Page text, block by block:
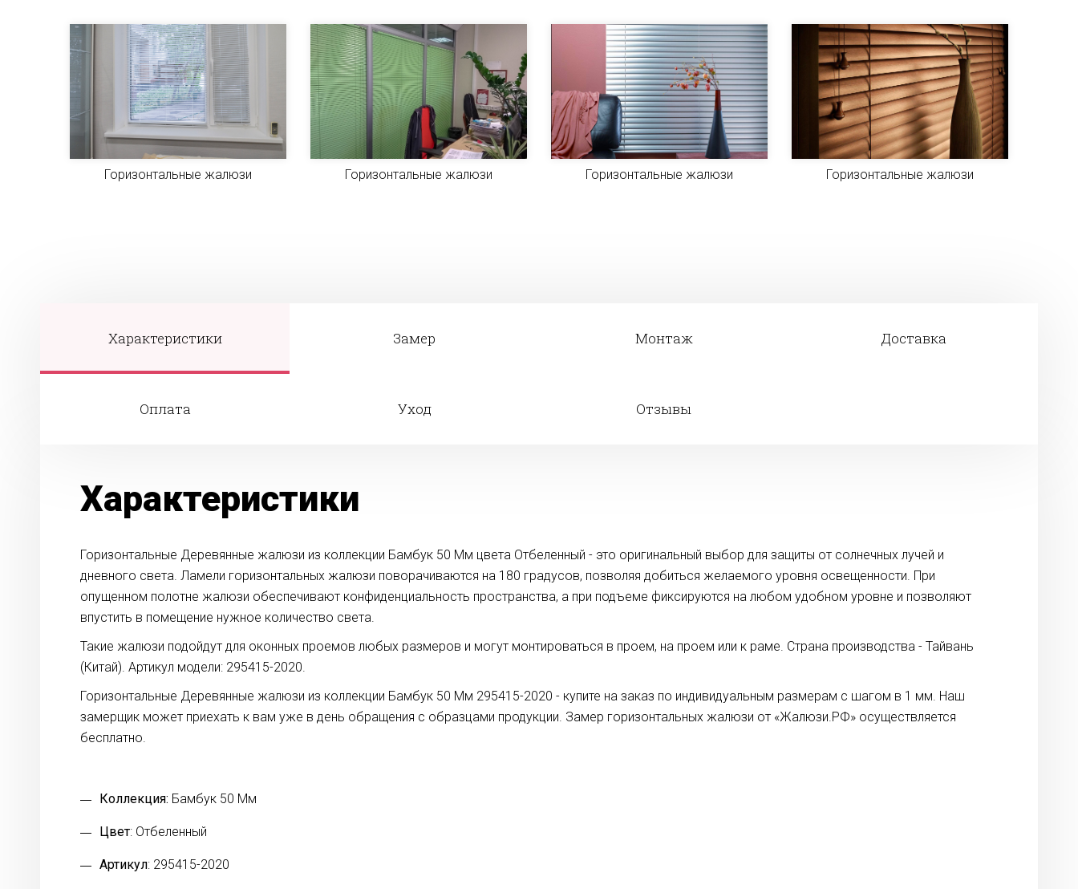
Горизонтальные жалюзи Горизонтальные жалюзи Горизонтальные жалюзи Горизонтальные жалюзи
Характеристики Замер Монтаж Доставка
Оплата Уход Отзывы
Характеристики
Горизонтальные Деревянные жалюзи из коллекции Бамбук 50 Мм цвета Отбеленный - это оригинальный выбор для защиты от солнечных лучей и
дневного света. Ламели горизонтальных жалюзи поворачиваются на 180 градусов, позволяя добиться желаемого уровня освещенности. При
опущенном полотне жалюзи обеспечивают конфиденциальность пространства, а при подъеме фиксируются на любом удобном уровне и позволяют
впустить в помещение нужное количество света.
Такие жалюзи подойдут для оконных проемов любых размеров и могут монтироваться в проем, на проем или к раме. Страна производства - Тайвань
(Китай). Артикул модели: 295415-2020.
Горизонтальные Деревянные жалюзи из коллекции Бамбук 50 Мм 295415-2020 - купите на заказ по индивидуальным размерам с шагом в 1 мм. Наш
замерщик может приехать к вам уже в день обращения с образцами продукции. Замер горизонтальных жалюзи от «Жалюзи.РФ» осуществляется
бесплатно.
Коллекция: Бамбук 50 Мм
Цвет: Отбеленный
Артикул: 295415-2020